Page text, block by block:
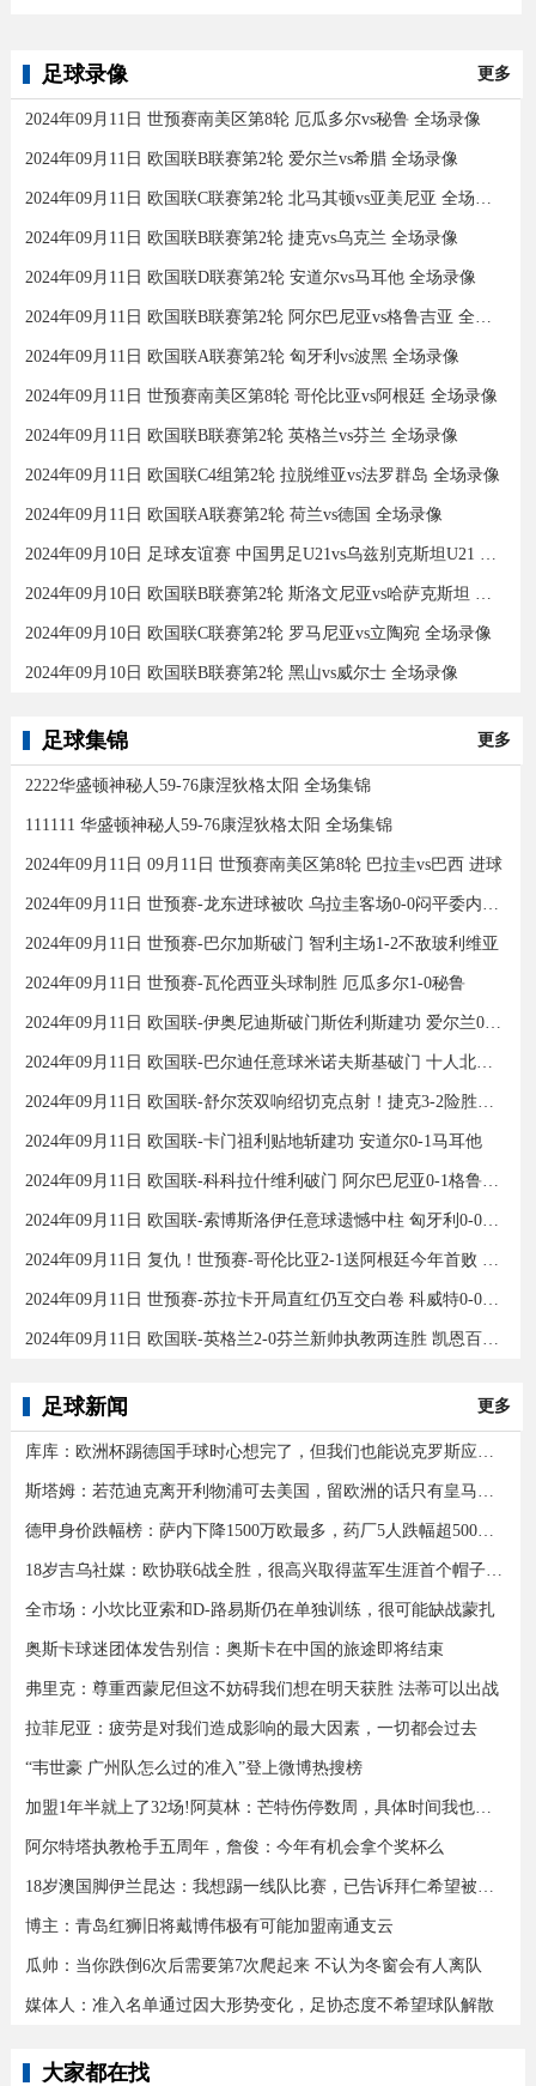
足球录像 更多
2024年09月11日 世预赛南美区第8轮 厄瓜多尔vs秘鲁 全场录像
2024年09月11日 欧国联B联赛第2轮 爱尔兰vs希腊 全场录像
2024年09月11日 欧国联C联赛第2轮 北马其顿vs亚美尼亚 全场录像
2024年09月11日 欧国联B联赛第2轮 捷克vs乌克兰 全场录像
2024年09月11日 欧国联D联赛第2轮 安道尔vs马耳他 全场录像
2024年09月11日 欧国联B联赛第2轮 阿尔巴尼亚vs格鲁吉亚 全场录像
2024年09月11日 欧国联A联赛第2轮 匈牙利vs波黑 全场录像
2024年09月11日 世预赛南美区第8轮 哥伦比亚vs阿根廷 全场录像
2024年09月11日 欧国联B联赛第2轮 英格兰vs芬兰 全场录像
2024年09月11日 欧国联C4组第2轮 拉脱维亚vs法罗群岛 全场录像
2024年09月11日 欧国联A联赛第2轮 荷兰vs德国 全场录像
2024年09月10日 足球友谊赛 中国男足U21vs乌兹别克斯坦U21 全场录像
2024年09月10日 欧国联B联赛第2轮 斯洛文尼亚vs哈萨克斯坦 全场录像
2024年09月10日 欧国联C联赛第2轮 罗马尼亚vs立陶宛 全场录像
2024年09月10日 欧国联B联赛第2轮 黑山vs威尔士 全场录像
足球集锦 更多
2222华盛顿神秘人59-76康涅狄格太阳 全场集锦
111111 华盛顿神秘人59-76康涅狄格太阳 全场集锦
2024年09月11日 09月11日 世预赛南美区第8轮 巴拉圭vs巴西 进球
2024年09月11日 世预赛-龙东进球被吹 乌拉圭客场0-0闷平委内瑞拉
2024年09月11日 世预赛-巴尔加斯破门 智利主场1-2不敌玻利维亚
2024年09月11日 世预赛-瓦伦西亚头球制胜 厄瓜多尔1-0秘鲁
2024年09月11日 欧国联-伊奥尼迪斯破门斯佐利斯建功 爱尔兰0-2希腊
2024年09月11日 欧国联-巴尔迪任意球米诺夫斯基破门 十人北马其顿2-0亚美尼亚
2024年09月11日 欧国联-舒尔茨双响绍切克点射！捷克3-2险胜乌克兰
2024年09月11日 欧国联-卡门祖利贴地斩建功 安道尔0-1马耳他
2024年09月11日 欧国联-科科拉什维利破门 阿尔巴尼亚0-1格鲁吉亚
2024年09月11日 欧国联-索博斯洛伊任意球遗憾中柱 匈牙利0-0战平波黑
2024年09月11日 复仇！世预赛-哥伦比亚2-1送阿根廷今年首败 J罗传射奥塔门迪送点
2024年09月11日 世预赛-苏拉卡开局直红仍互交白卷 科威特0-0伊拉克
2024年09月11日 欧国联-英格兰2-0芬兰新帅执教两连胜 凯恩百场里程碑双响
足球新闻 更多
库库：欧洲杯踢德国手球时心想完了，但我们也能说克罗斯应被罚下
斯塔姆：若范迪克离开利物浦可去美国，留欧洲的话只有皇马可行
德甲身价跌幅榜：萨内下降1500万欧最多，药厂5人跌幅超500万欧
18岁吉乌社媒：欧协联6战全胜，很高兴取得蓝军生涯首个帽子戏法
全市场：小坎比亚索和D-路易斯仍在单独训练，很可能缺战蒙扎
奥斯卡球迷团体发告别信：奥斯卡在中国的旅途即将结束
弗里克：尊重西蒙尼但这不妨碍我们想在明天获胜 法蒂可以出战
拉菲尼亚：疲劳是对我们造成影响的最大因素，一切都会过去
“韦世豪 广州队怎么过的准入”登上微博热搜榜
加盟1年半就上了32场!阿莫林：芒特伤停数周，具体时间我也不知道
阿尔特塔执教枪手五周年，詹俊：今年有机会拿个奖杯么 ​​​
18岁澳国脚伊兰昆达：我想踢一线队比赛，已告诉拜仁希望被外租
博主：青岛红狮旧将戴博伟极有可能加盟南通支云
瓜帅：当你跌倒6次后需要第7次爬起来 不认为冬窗会有人离队
媒体人：准入名单通过因大形势变化，足协态度不希望球队解散
大家都在找